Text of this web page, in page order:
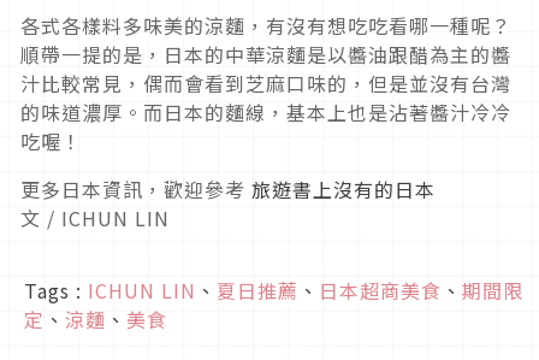
各式各樣料多味美的涼麵，有沒有想吃吃看哪一種呢？
順帶一提的是，日本的中華涼麵是以醬油跟醋為主的醬
汁比較常見，偶而會看到芝麻口味的，但是並沒有台灣
的味道濃厚。而日本的麵線，基本上也是沾著醬汁冷冷
吃喔！
更多日本資訊，歡迎參考 旅遊書上沒有的日本
文 / ICHUN LIN
Tags : ICHUN LIN 、 夏日推薦 、 日本超商美食 、 期間限
定 、 涼麵 、 美食